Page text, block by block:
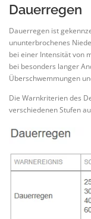
Dauerregen
Dauerregen ist
ununterbrochenes
bei einer Intensität von
bei besonders langer
Überschwemmungen
Die Warnkriterien des
verschiedenen Stufen